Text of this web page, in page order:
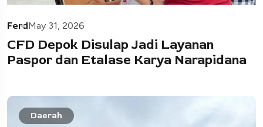
FerdMay 31, 2026
CFD Depok Disulap Jadi Layanan
Paspor dan Etalase Karya Narapidana
Daerah